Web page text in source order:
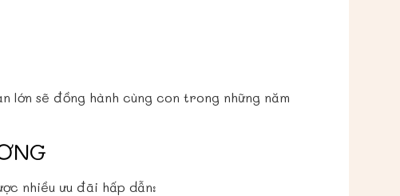
lớn sẽ đồng hành cùng con trong những năm
nhiều ưu đãi hấp dẫn: